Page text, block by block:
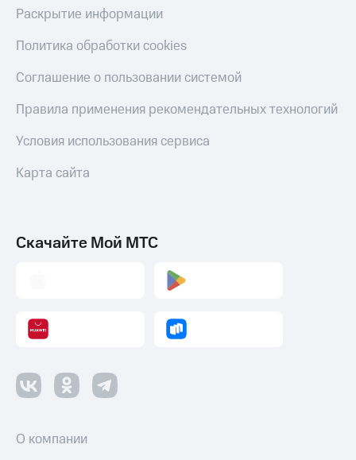
Раскрытие информации
Политика обработки cookies
Соглашение о пользовании системой
Правила применения рекомендательных технологий
Условия использования сервиса
Карта сайта
Скачайте Мой МТС
О компании